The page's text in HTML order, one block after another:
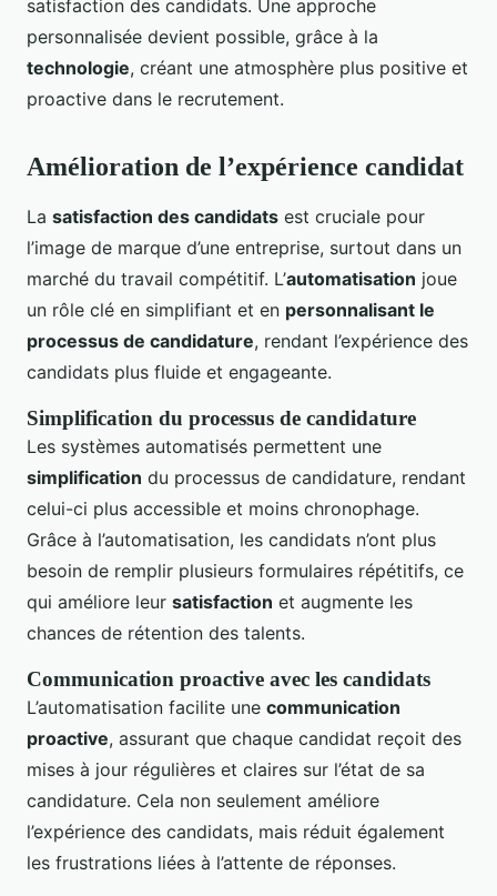
satisfaction des candidats. Une approche
personnalisée devient possible, grâce à la
technologie, créant une atmosphère plus positive et
proactive dans le recrutement.
Amélioration de l’expérience candidat
La satisfaction des candidats est cruciale pour
l’image de marque d’une entreprise, surtout dans un
marché du travail compétitif. L’automatisation joue
un rôle clé en simplifiant et en personnalisant le
processus de candidature, rendant l’expérience des
candidats plus fluide et engageante.
Simplification du processus de candidature
Les systèmes automatisés permettent une
simplification du processus de candidature, rendant
celui-ci plus accessible et moins chronophage.
Grâce à l’automatisation, les candidats n’ont plus
besoin de remplir plusieurs formulaires répétitifs, ce
qui améliore leur satisfaction et augmente les
chances de rétention des talents.
Communication proactive avec les candidats
L’automatisation facilite une communication
proactive, assurant que chaque candidat reçoit des
mises à jour régulières et claires sur l’état de sa
candidature. Cela non seulement améliore
l’expérience des candidats, mais réduit également
les frustrations liées à l’attente de réponses.